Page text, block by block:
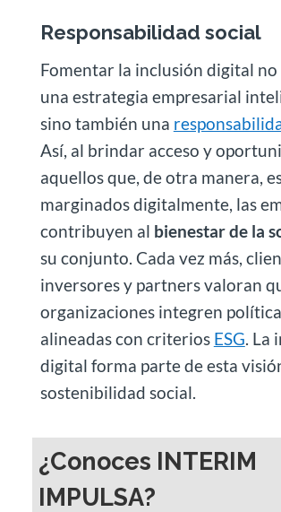
Responsabilidad social
Fomentar la inclusión digital no
una estrategia empresarial
sino también una
Así, al brindar acceso y
aquellos que, de otra manera,
marginados digitalmente, las
contribuyen al bienestar de la
su conjunto. Cada vez más,
inversores y partners valoran
organizaciones integren
alineadas con criterios ESG. La
digital forma parte de esta
sostenibilidad social.
¿Conoces INTERIM
IMPULSA?